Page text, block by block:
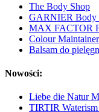
The Body Shop
GARNIER Body
MAX FACTOR
Colour
Balsam do
Nowości:
Liebe die Natur
TIRTIR